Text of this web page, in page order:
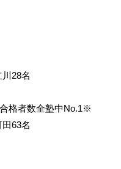
28名
格者数全塾中No.1※
63名